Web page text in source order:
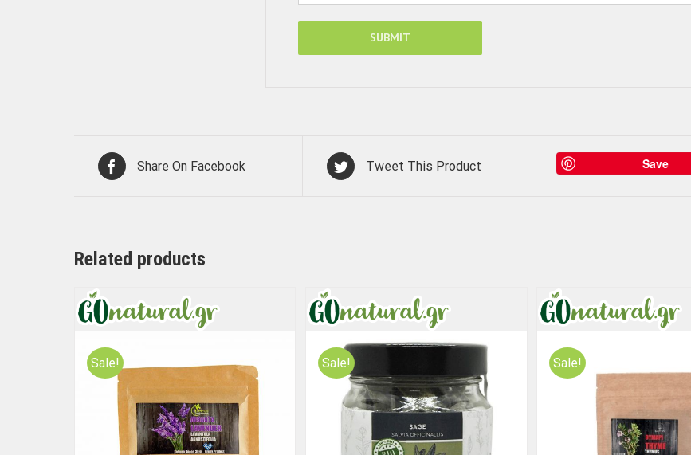
Share On Facebook Tweet This Product Save
Related products
Sale! Sale! Sale!